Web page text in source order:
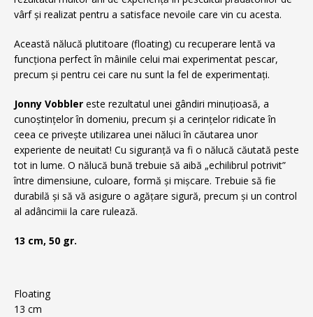
vârf și realizat pentru a satisface nevoile care vin cu acesta.
Această nălucă plutitoare (floating) cu recuperare lentă va
funcționa perfect în mâinile celui mai experimentat pescar,
precum și pentru cei care nu sunt la fel de experimentați.
Jonny Vobbler este rezultatul unei gândiri minuțioasă, a
cunoștințelor în domeniu, precum și a cerințelor ridicate în
ceea ce privește utilizarea unei năluci în căutarea unor
experiente de neuitat! Cu siguranță va fi o nălucă căutată peste
tot in lume. O nălucă bună trebuie să aibă „echilibrul potrivit”
între dimensiune, culoare, formă și mișcare. Trebuie să fie
durabilă și să vă asigure o agățare sigură, precum și un control
al adâncimii la care rulează.
13 cm, 50 gr.
Floating
13 cm